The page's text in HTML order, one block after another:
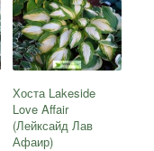
Хоста Lakeside
Love Affair
(Лейксайд Лав
Афаир)